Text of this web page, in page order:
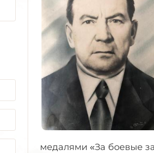
медалями «За боевые